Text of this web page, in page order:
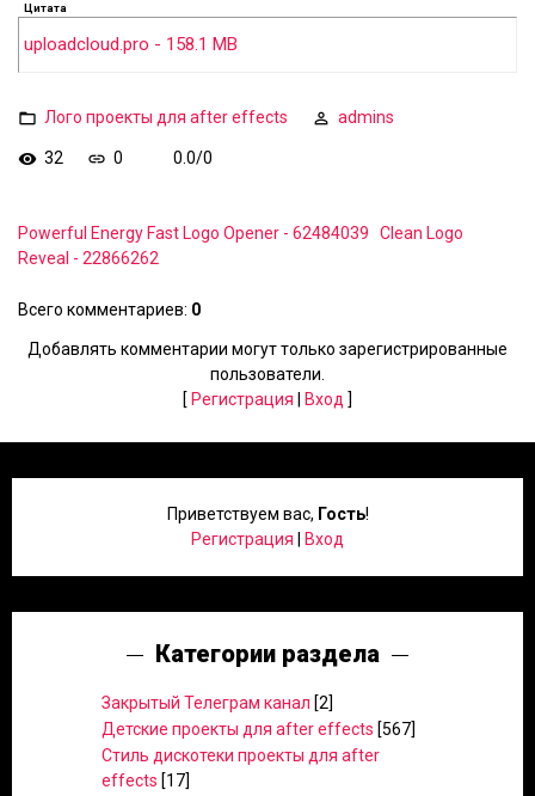
Цитата
uploadcloud.pro - 158.1 MB
Лого проекты для after effects admins
32 0 0.0/0
Powerful Energy Fast Logo Opener - 62484039
Clean Logo
Reveal - 22866262
Всего комментариев: 0
Добавлять комментарии могут только зарегистрированные
пользователи.
[ Регистрация Вход ]
Приветствуем вас, Гость!
Регистрация
Вход
Категории раздела
Закрытый Телеграм канал [2]
Детские проекты для after effects [567]
Стиль дискотеки проекты для after
effects [17]